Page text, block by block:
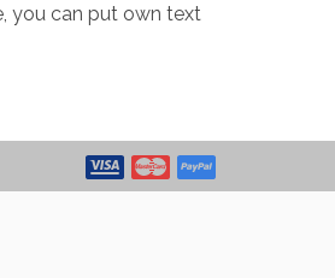
you can put own text